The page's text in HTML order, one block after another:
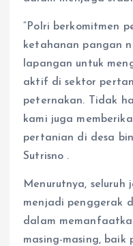
“Polri berkomitmen
ketahanan pangan
lapangan untuk
aktif di sektor
peternakan. Tidak
kami juga
pertanian di desa
Sutrisno .
Menurutnya,
menjadi penggerak
dalam
masing-masing,